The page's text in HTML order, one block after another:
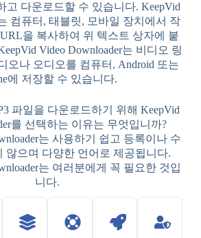
고 다운로드할 수 있습니다. KeepVid
컴퓨터, 태블릿, 모바일 장치에서 작
을 복사하여 위 텍스트 상자에 붙
Video Downloader는 비디오 링
오나 오디오를 컴퓨터, Android 또는
에 저장할 수 있습니다.
파일을 다운로드하기 위해 KeepVid
를 선택하는 이유는 무엇입니까?
는 사용하기 쉽고 등록이나 수
않으며 다양한 언어로 제공됩니다.
는 여러분에게 꼭 필요한 것입
니다.